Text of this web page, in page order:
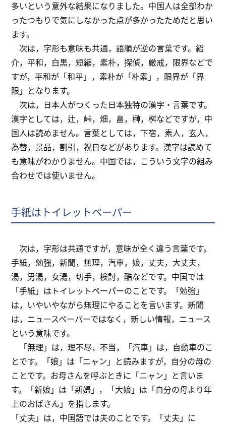
多いという意外な結果になりました。中国人は全部わか
ったつもりで気にしなかった点が多かったためだと思い
ます。
次は，字形も意味も共通，語順が逆の言葉です。紹
介，平和，白黒，短縮，素朴，探偵，厳戒，限界などで
すが，平和が「和平」，素朴が「朴素」，限界が「界
限」となります。
次は，日本人がつくった日本独特の漢字・言葉です。
漢字としては，辻，峠，畑，畠，榊，桝などですが，中
国人は読めません。言葉としては，下宿，素人，玄人，
為替，景品，割引，祝日などがあります。漢字は読めて
も意味がわかりません。中国では，こういう文字の組み
合わせでは使いません。
手紙はトイレットペーパー
次は，字形は共通ですが，意味が全く違う言葉です。
手紙，勉強，新聞，無理，汽車，娘，丈夫，大丈夫，
湯，男湯，女湯，切手，検討，酷などです。中国では
「手紙」はトイレットペーパーのことです。「勉強」
は，いやいやながら無理にやることを言います。新聞
は，ニュースペーパーではなく，新しい情報，ニュース
という意味です。
「無理」は，理不尽，不当，「汽車」は，自動車のこ
とです。「娘」は「ニャン」と読みますが，自分の母の
ことです。お母さんを呼ぶときに「ニャン」と言いま
す。「新娘」は「新婦」，「大娘」は「自分の母より年
上のおばさん」を指します。
「丈夫」は，中国語では夫のことです。「丈夫」に